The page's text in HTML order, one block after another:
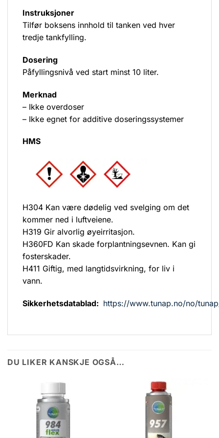
Instruksjoner
Tilfør boksens innhold til tanken ved hver
tredje tankfylling.
Dosering
Påfyllingsnivå ved start minst 10 liter.
Merknad
– Ikke overdoser
– Ikke egnet for additive doseringssystemer
HMS
H304 Kan være dødelig ved svelging om det
kommer ned i luftveiene.
H319 Gir alvorlig øyeirritasjon.
H360FD Kan skade forplantningsevnen. Kan gi
fosterskader.
H411 Giftig, med langtidsvirkning, for liv i
vann.
Sikkerhetsdatablad: https://www.tunap.no/no/
DU LIKER KANSKJE OGSÅ…